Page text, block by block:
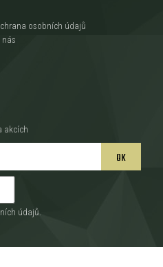
osobních údajů
nás
akcích
OK
údajů.